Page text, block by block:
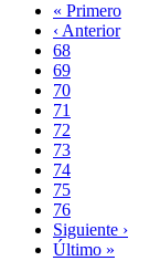
Paginación
Primera
página
« Primero
Página
anterior
‹ Anterior
Page
68
Page
69
Page
70
Page
71
Página
actual
72
Page
73
Page
74
Page
75
Page
76
Siguiente
página
Siguiente ›
Última
Último »